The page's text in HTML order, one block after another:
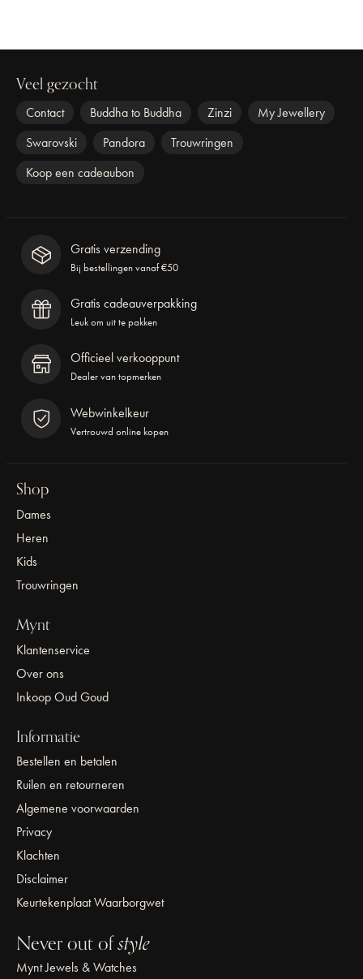
Veel gezocht
Contact Buddha to Buddha Zinzi
My Jewellery
Swarovski
Pandora
Trouwringen
Koop een cadeaubon
Gratis verzending
Bij bestellingen vanaf €50
Gratis cadeauverpakking
Leuk om uit te pakken
Officieel verkooppunt
Dealer van topmerken
Webwinkelkeur
Vertrouwd online kopen
Shop
Dames
Heren
Kids
Trouwringen
Mynt
Klantenservice
Over ons
Inkoop Oud Goud
Informatie
Bestellen en betalen
Ruilen en retourneren
Algemene voorwaarden
Privacy
Klachten
Disclaimer
Keurtekenplaat Waarborgwet
Never out ofstyle
Mynt Jewels & Watches